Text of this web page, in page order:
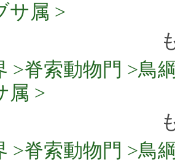
サ属 >
>脊索動物門 >鳥
属 >
>脊索動物門 >鳥